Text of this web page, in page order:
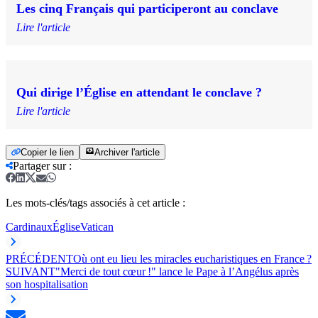
Les cinq Français qui participeront au conclave
Lire l'article
Qui dirige l’Église en attendant le conclave ?
Lire l'article
Copier le lien Archiver l'article
Partager sur:
Les mots-clés/tags associés à cet article :
CardinauxÉgliseVatican
PRÉCÉDENTOù ont eu lieu les miracles eucharistiques en France ?
SUIVANT"Merci de tout cœur !" lance le Pape à l’Angélus après
son hospitalisation